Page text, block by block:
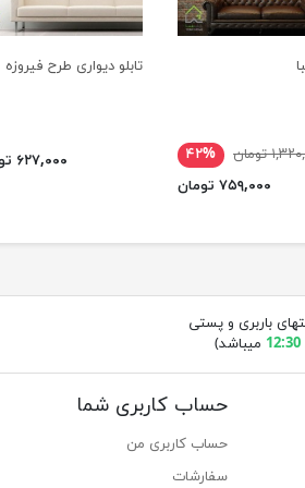
تومان
۴۲%
۷۵۹,۰۰۰ تومان
تابلو دیواری طرح فیروزه
۶۲۷,۰۰۰ تومان
باربری و پستی
میباشد)
حساب کاربری شما
حساب کاربری من
سفارشات